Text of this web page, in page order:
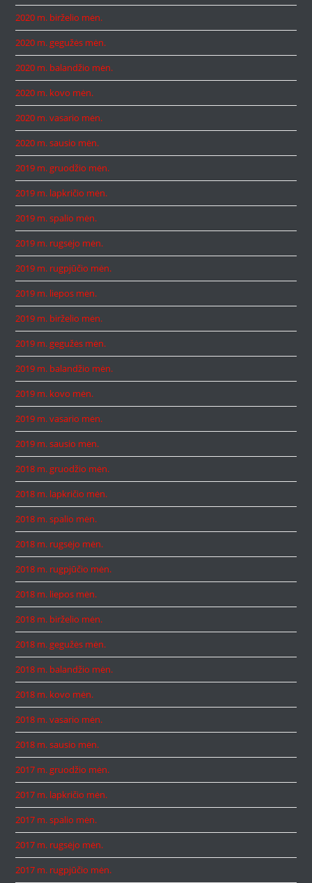
2020 m. birželio mėn.
2020 m. gegužės mėn.
2020 m. balandžio mėn.
2020 m. kovo mėn.
2020 m. vasario mėn.
2020 m. sausio mėn.
2019 m. gruodžio mėn.
2019 m. lapkričio mėn.
2019 m. spalio mėn.
2019 m. rugsėjo mėn.
2019 m. rugpjūčio mėn.
2019 m. liepos mėn.
2019 m. birželio mėn.
2019 m. gegužės mėn.
2019 m. balandžio mėn.
2019 m. kovo mėn.
2019 m. vasario mėn.
2019 m. sausio mėn.
2018 m. gruodžio mėn.
2018 m. lapkričio mėn.
2018 m. spalio mėn.
2018 m. rugsėjo mėn.
2018 m. rugpjūčio mėn.
2018 m. liepos mėn.
2018 m. birželio mėn.
2018 m. gegužės mėn.
2018 m. balandžio mėn.
2018 m. kovo mėn.
2018 m. vasario mėn.
2018 m. sausio mėn.
2017 m. gruodžio mėn.
2017 m. lapkričio mėn.
2017 m. spalio mėn.
2017 m. rugsėjo mėn.
2017 m. rugpjūčio mėn.